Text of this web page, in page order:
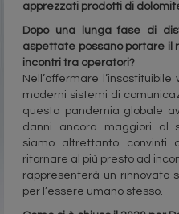
apprezzati prodotti di
Dopo una lunga fase di
aspettate possano portare il
incontri tra operatori?
Nell’affermare
moderni sistemi di
questa pandemia globale
danni ancora maggiori al
siamo altrettanto
ritornare al più presto ad
rappresenterà un rinnovato
per l’essere umano stesso.